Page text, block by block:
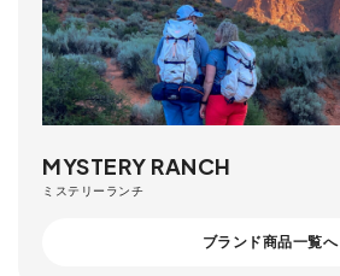
MYSTERY RANCH
ミステリーランチ
ブランド商品一覧へ